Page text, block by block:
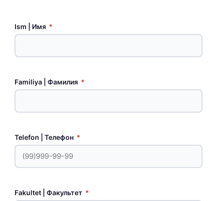
Ism | Имя *
Familiya | Фамилия *
Telefon | Телефон *
Fakultet | Факультет *